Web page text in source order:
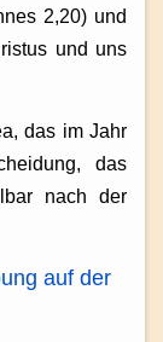
2,20) und
und uns
das im Jahr
das
nach der
auf der